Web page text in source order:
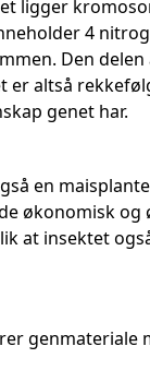
ligger
4
Den delen
er altså
genet har.
en
økonomisk og
at insektet
genmateriale